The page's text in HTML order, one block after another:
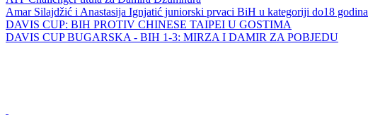
Amar Silajdžić i Anastasija Ignjatić juniorski prvaci BiH u kategoriji do18 godina
DAVIS CUP: BIH PROTIV CHINESE TAIPEI U GOSTIMA
DAVIS CUP BUGARSKA - BIH 1-3: MIRZA I DAMIR ZA POBJEDU